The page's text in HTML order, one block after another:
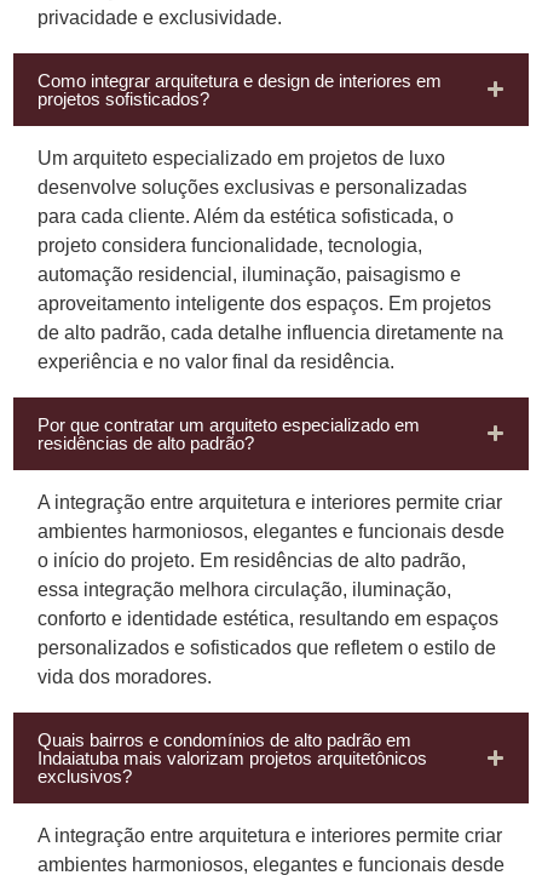
privacidade e exclusividade.
Como integrar arquitetura e design de interiores em
projetos sofisticados?
Um arquiteto especializado em projetos de luxo
desenvolve soluções exclusivas e personalizadas
para cada cliente. Além da estética sofisticada, o
projeto considera funcionalidade, tecnologia,
automação residencial, iluminação, paisagismo e
aproveitamento inteligente dos espaços. Em projetos
de alto padrão, cada detalhe influencia diretamente na
experiência e no valor final da residência.
Por que contratar um arquiteto especializado em
residências de alto padrão?
A integração entre arquitetura e interiores permite criar
ambientes harmoniosos, elegantes e funcionais desde
o início do projeto. Em residências de alto padrão,
essa integração melhora circulação, iluminação,
conforto e identidade estética, resultando em espaços
personalizados e sofisticados que refletem o estilo de
vida dos moradores.
Quais bairros e condomínios de alto padrão em
Indaiatuba mais valorizam projetos arquitetônicos
exclusivos?
A integração entre arquitetura e interiores permite criar
ambientes harmoniosos, elegantes e funcionais desde